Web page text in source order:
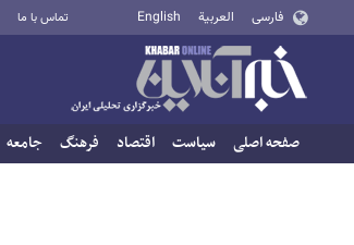
فارسی العربية English تماس با ما
صفحه اصلی سیاست اقتصاد فرهنگ جامعه